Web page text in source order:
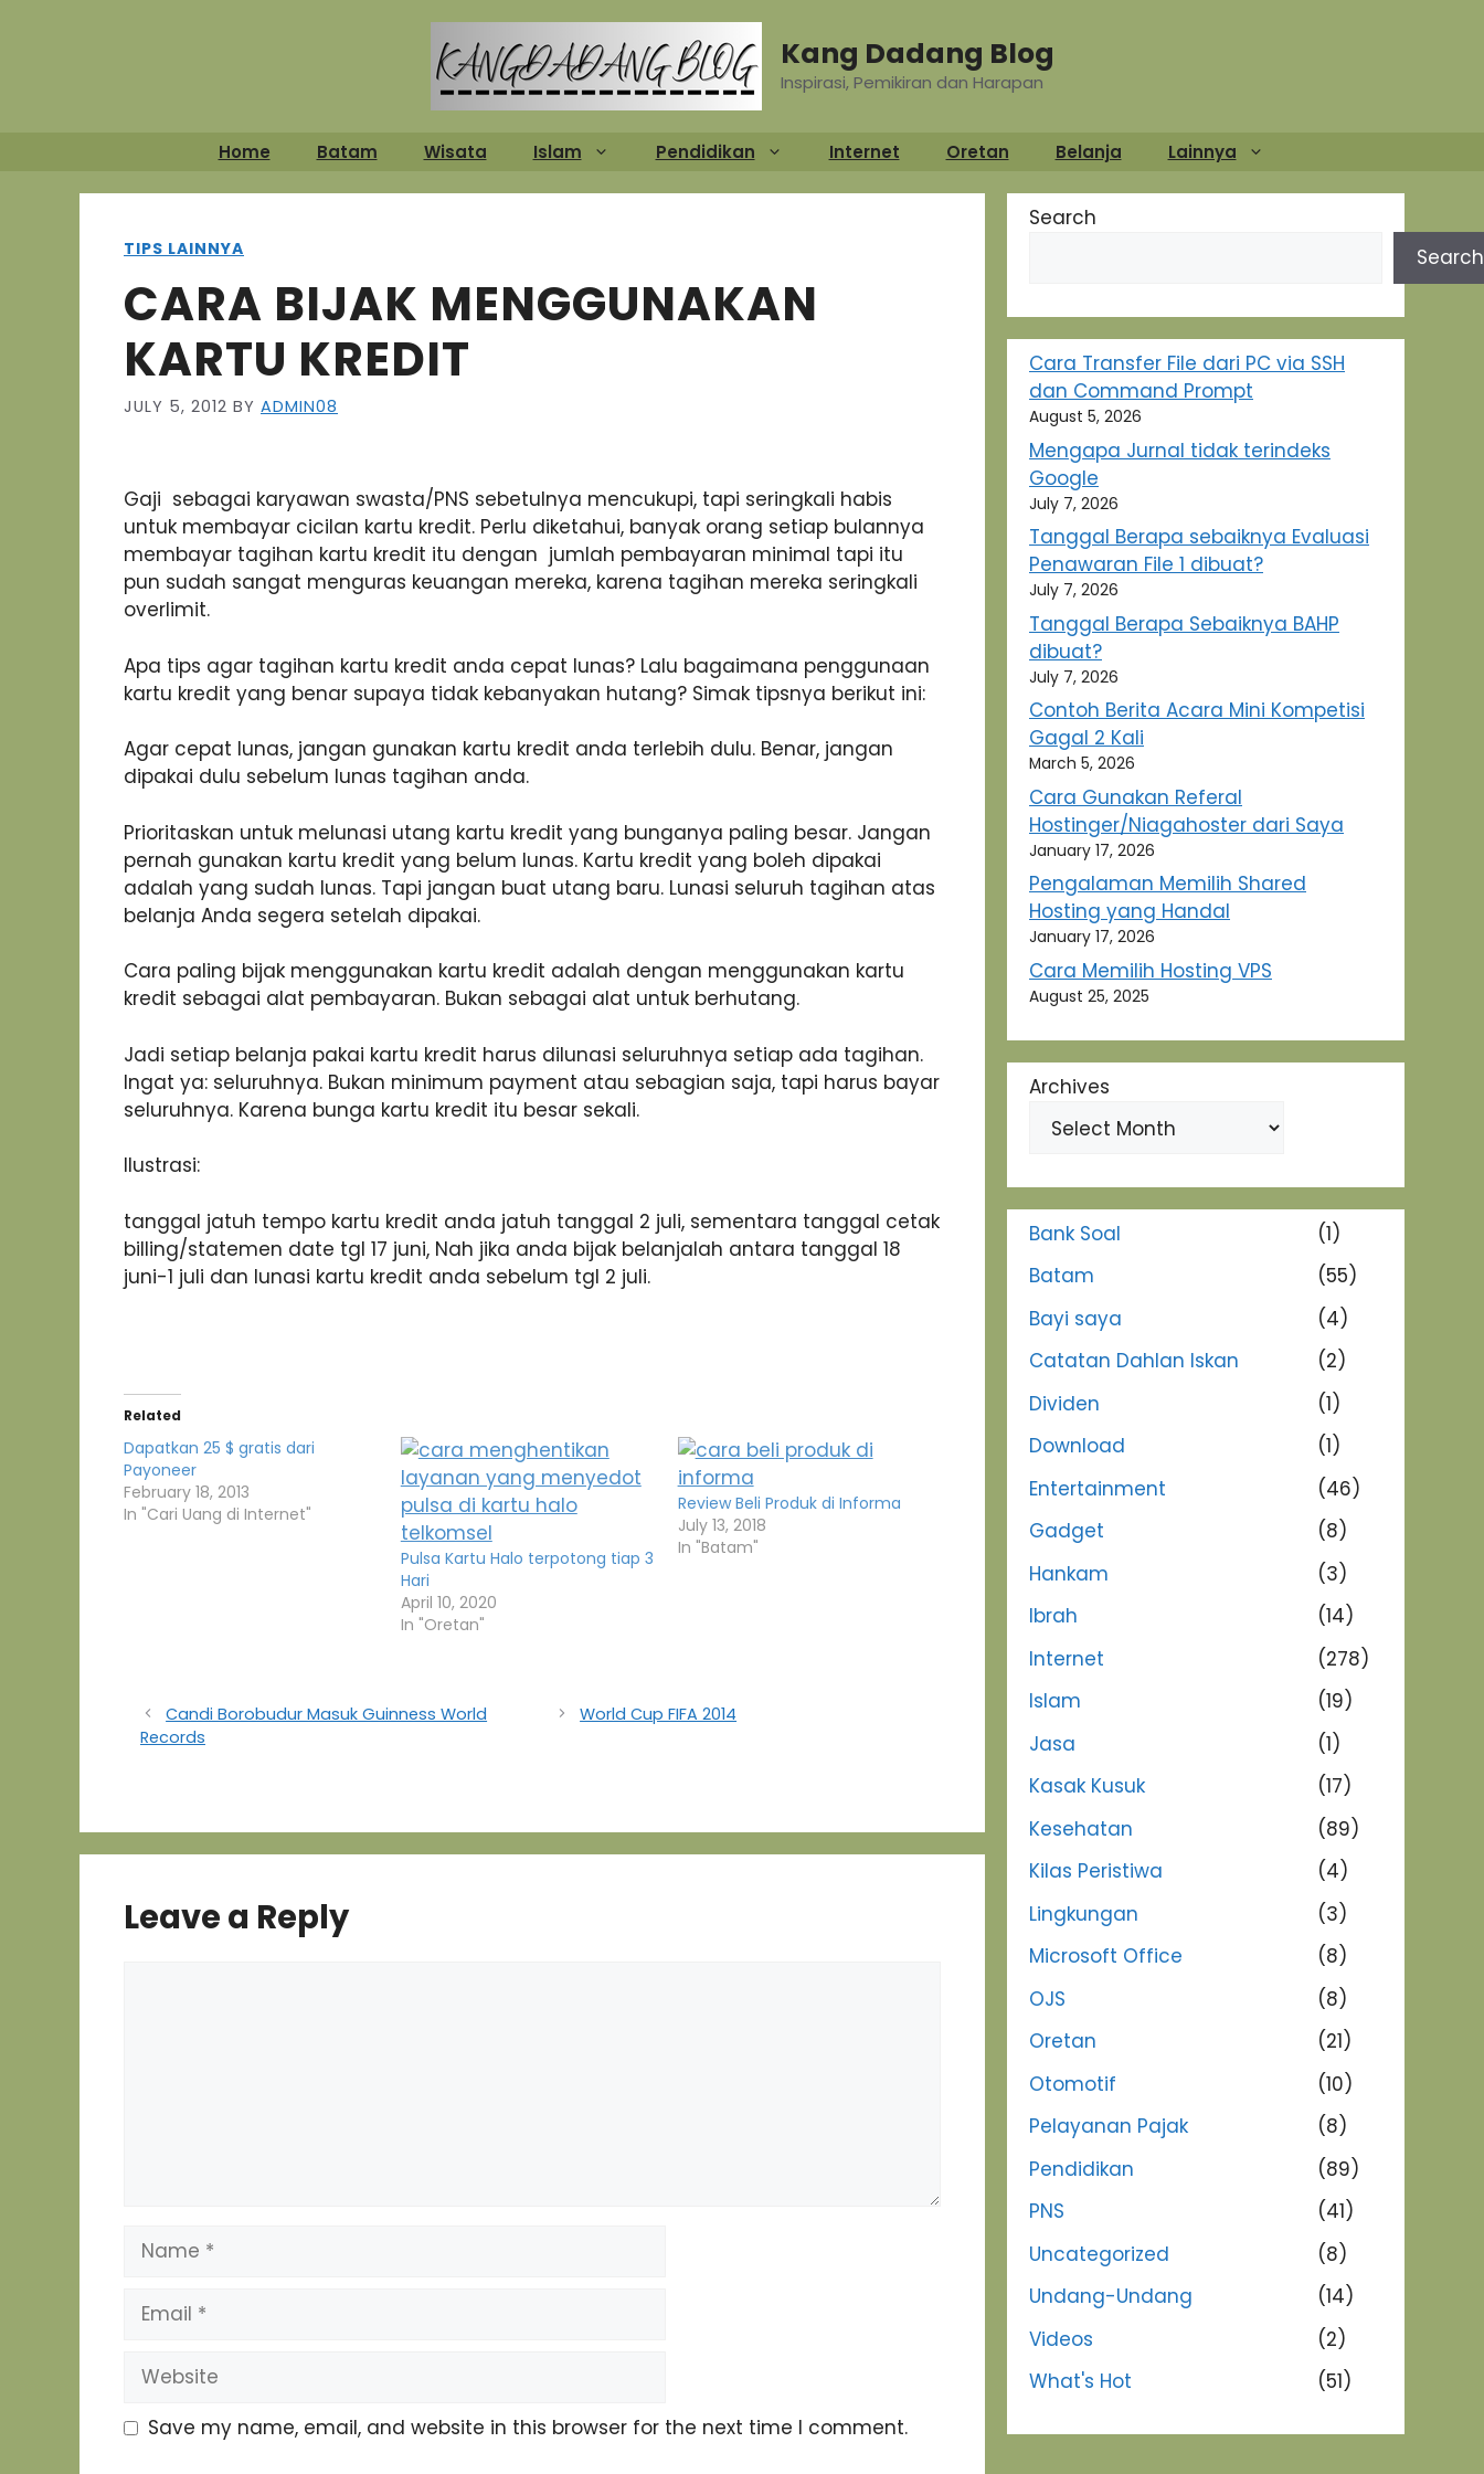
Kang Dadang Blog
Inspirasi, Pemikiran dan Harapan
Home Batam Wisata Islam Pendidikan Internet Oretan Belanja Lainnya
TIPS LAINNYA
CARA BIJAK MENGGUNAKAN
KARTU KREDIT
JULY 5, 2012 BY ADMIN08
Gaji sebagai karyawan swasta/PNS sebetulnya mencukupi, tapi seringkali habis
untuk membayar cicilan kartu kredit. Perlu diketahui, banyak orang setiap bulannya
membayar tagihan kartu kredit itu dengan jumlah pembayaran minimal tapi itu
pun sudah sangat menguras keuangan mereka, karena tagihan mereka seringkali
overlimit.
Apa tips agar tagihan kartu kredit anda cepat lunas? Lalu bagaimana penggunaan
kartu kredit yang benar supaya tidak kebanyakan hutang? Simak tipsnya berikut ini:
Agar cepat lunas, jangan gunakan kartu kredit anda terlebih dulu. Benar, jangan
dipakai dulu sebelum lunas tagihan anda.
Prioritaskan untuk melunasi utang kartu kredit yang bunganya paling besar. Jangan
pernah gunakan kartu kredit yang belum lunas. Kartu kredit yang boleh dipakai
adalah yang sudah lunas. Tapi jangan buat utang baru. Lunasi seluruh tagihan atas
belanja Anda segera setelah dipakai.
Cara paling bijak menggunakan kartu kredit adalah dengan menggunakan kartu
kredit sebagai alat pembayaran. Bukan sebagai alat untuk berhutang.
Jadi setiap belanja pakai kartu kredit harus dilunasi seluruhnya setiap ada tagihan.
Ingat ya: seluruhnya. Bukan minimum payment atau sebagian saja, tapi harus bayar
seluruhnya. Karena bunga kartu kredit itu besar sekali.
Ilustrasi:
tanggal jatuh tempo kartu kredit anda jatuh tanggal 2 juli, sementara tanggal cetak
billing/statemen date tgl 17 juni, Nah jika anda bijak belanjalah antara tanggal 18
juni-1 juli dan lunasi kartu kredit anda sebelum tgl 2 juli.
Related
Dapatkan 25 $ gratis dari
Payoneer
February 18, 2013
In "Cari Uang di Internet"
Pulsa Kartu Halo terpotong tiap 3
Hari
April 10, 2020
In "Oretan"
Review Beli Produk di Informa
July 13, 2018
In "Batam"
Candi Borobudur Masuk Guinness World
Records
World Cup FIFA 2014
Leave a Reply
Name
Email
Website
Save my name, email, and website in this browser for the next time I comment.
Search
Search
Cara Transfer File dari PC via SSH
dan Command Prompt
August 5, 2026
Mengapa Jurnal tidak terindeks
Google
July 7, 2026
Tanggal Berapa sebaiknya Evaluasi
Penawaran File 1 dibuat?
July 7, 2026
Tanggal Berapa Sebaiknya BAHP
dibuat?
July 7, 2026
Contoh Berita Acara Mini Kompetisi
Gagal 2 Kali
March 5, 2026
Cara Gunakan Referal
Hostinger/Niagahoster dari Saya
January 17, 2026
Pengalaman Memilih Shared
Hosting yang Handal
January 17, 2026
Cara Memilih Hosting VPS
August 25, 2025
Archives
Bank Soal
(1)
Batam
(55)
Bayi saya
(4)
Catatan Dahlan Iskan
(2)
Dividen
(1)
Download
(1)
Entertainment
(46)
Gadget
(8)
Hankam
(3)
Ibrah
(14)
Internet
(278)
Islam
(19)
Jasa
(1)
Kasak Kusuk
(17)
Kesehatan
(89)
Kilas Peristiwa
(4)
Lingkungan
(3)
Microsoft Office
(8)
OJS
(8)
Oretan
(21)
Otomotif
(10)
Pelayanan Pajak
(8)
Pendidikan
(89)
PNS
(41)
Uncategorized
(8)
Undang-Undang
(14)
Videos
(2)
What's Hot
(51)